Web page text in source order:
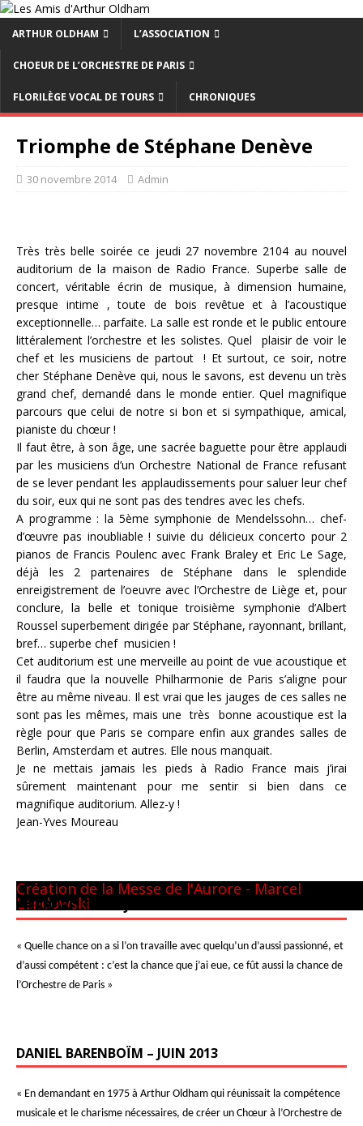
ARTHUR OLDHAM L’ASSOCIATION
CHOEUR DE L’ORCHESTRE DE PARIS
FLORILÈGE VOCAL DE TOURS CHRONIQUES
Triomphe de Stéphane Denève
30 novembre 2014 Admin
Très très belle soirée ce jeudi 27 novembre 2104 au nouvel
auditorium de la maison de Radio France. Superbe salle de
concert, véritable écrin de musique, à dimension humaine,
presque intime , toute de bois revêtue et à l’acoustique
exceptionnelle… parfaite. La salle est ronde et le public entoure
littéralement l’orchestre et les solistes. Quel plaisir de voir le
chef et les musiciens de partout ! Et surtout, ce soir, notre
cher Stéphane Denève qui, nous le savons, est devenu un très
grand chef, demandé dans le monde entier. Quel magnifique
parcours que celui de notre si bon et si sympathique, amical,
pianiste du chœur !
Il faut être, à son âge, une sacrée baguette pour être applaudi
par les musiciens d’un Orchestre National de France refusant
de se lever pendant les applaudissements pour saluer leur chef
du soir, eux qui ne sont pas des tendres avec les chefs.
A programme : la 5ème symphonie de Mendelssohn… chef-
d’œuvre pas inoubliable ! suivie du délicieux concerto pour 2
pianos de Francis Poulenc avec Frank Braley et Eric Le Sage,
déjà les 2 partenaires de Stéphane dans le splendide
enreigistrement de l’oeuvre avec l’Orchestre de Liège et, pour
conclure, la belle et tonique troisième symphonie d’Albert
Roussel superbement dirigée par Stéphane, rayonnant, brillant,
bref… superbe chef musicien !
Cet auditorium est une merveille au point de vue acoustique et
il faudra que la nouvelle Philharmonie de Paris s’aligne pour
être au même niveau. Il est vrai que les jauges de ces salles ne
sont pas les mêmes, mais une très bonne acoustique est la
règle pour que Paris se compare enfin aux grandes salles de
Berlin, Amsterdam et autres. Elle nous manquait.
Je ne mettais jamais les pieds à Radio France mais j’irai
sûrement maintenant pour me sentir si bien dans ce
magnifique auditorium. Allez-y !
Jean-Yves Moureau
Panthéon - 22 mai 1981
CM GUILINI
Arthur & Daniel
à New-York
avec L. Naouri à Orange
A Tel-Aviv
Avec Michel Plasson
Dernier requiem à Turin
Concert inaugural - Te Deum de Berlioz
Avec Seiji Ozawa
Création de la Messe de l'Aurore - Marcel
Landowski
PIERRE BOULEZ – JUIN 2013
« Quelle chance on a si l’on travaille avec quelqu’un d’aussi passionné, et
d’aussi compétent : c’est la chance que j’ai eue, ce fût aussi la chance de
l’Orchestre de Paris »
DANIEL BARENBOÏM – JUIN 2013
« En demandant en 1975 à Arthur Oldham qui réunissait la compétence
musicale et le charisme nécessaires, de créer un Chœur à l’Orchestre de